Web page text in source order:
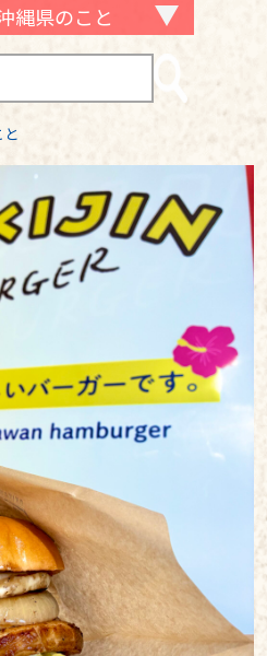
縄県のこと